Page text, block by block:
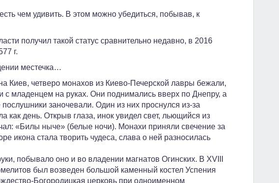
чем удивить. В этом можно убедиться, побывав, к
получил такой статус сравнительно недавно, в 2016
г.
местечка…
Киев, четверо монахов из Киево-Печерской лавры бежали,
с младенцем на руках. Они поднимались вверх по Днепру, а
заночевали. Один из них проснулся из-за
как день. Открыв глаза, инок увидел свет, льющийся из
«Билы ныче» (белые ночи). Монахи приняли свечение за
икона стала творить чудеса, слава о ней разносилась
побывало оно и во владении магнатов Огинских. В XVIII
был возведен большой каменный костел Успения
Богородицкая церковь при одноименном